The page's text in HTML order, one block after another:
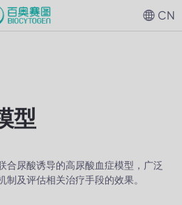
型
合尿酸诱导的高尿酸血症模型，广泛
及评估相关治疗手段的效果。
CN